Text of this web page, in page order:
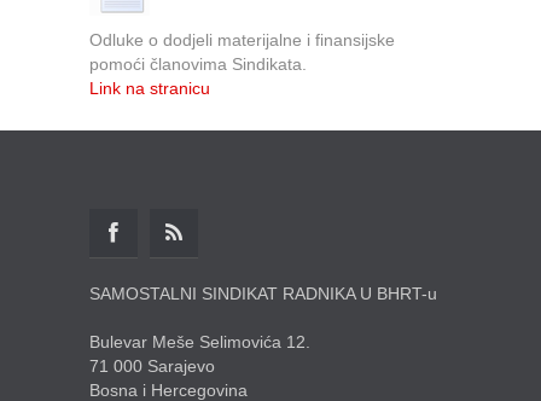
Odluke o dodjeli materijalne i finansijske
pomoći članovima Sindikata.
Link na stranicu
SAMOSTALNI SINDIKAT RADNIKA U BHRT-u
Bulevar Meše Selimovića 12.
71 000 Sarajevo
Bosna i Hercegovina